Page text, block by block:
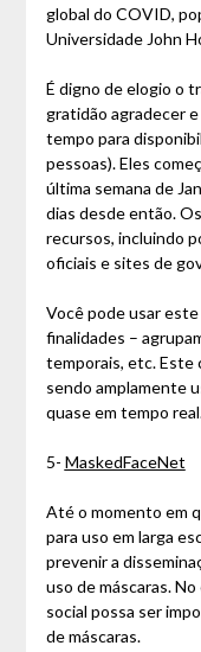
global do COVID,
Universidade John
É digno de elogio o
gratidão agradecer
tempo para
pessoas). Eles
última semana de
dias desde então.
recursos, incluindo
oficiais e sites de
Você pode usar
finalidades –
temporais, etc. Este
sendo amplamente
quase em tempo
5- MaskedFaceNet
Até o momento em
para uso em larga
prevenir a
uso de máscaras.
social possa ser
de máscaras.